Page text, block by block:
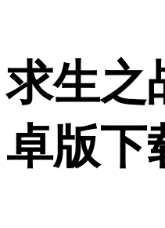
求生之
卓版下